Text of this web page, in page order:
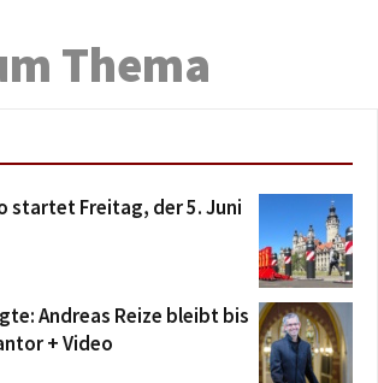
Thema
startet Freitag, der 5. Juni
Andreas Reize bleibt bis
+ Video